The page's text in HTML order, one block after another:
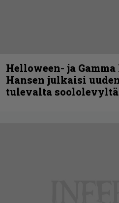
Helloween- ja
Hansen julkaisi
tulevalta soololevyltä